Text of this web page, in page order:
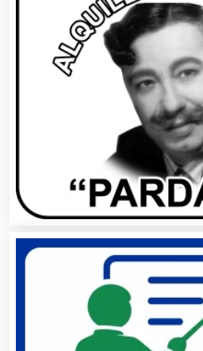
Cancelería de Aluminio
Capacitación
Carnicerías
Carpinterías
Centros Comerciales